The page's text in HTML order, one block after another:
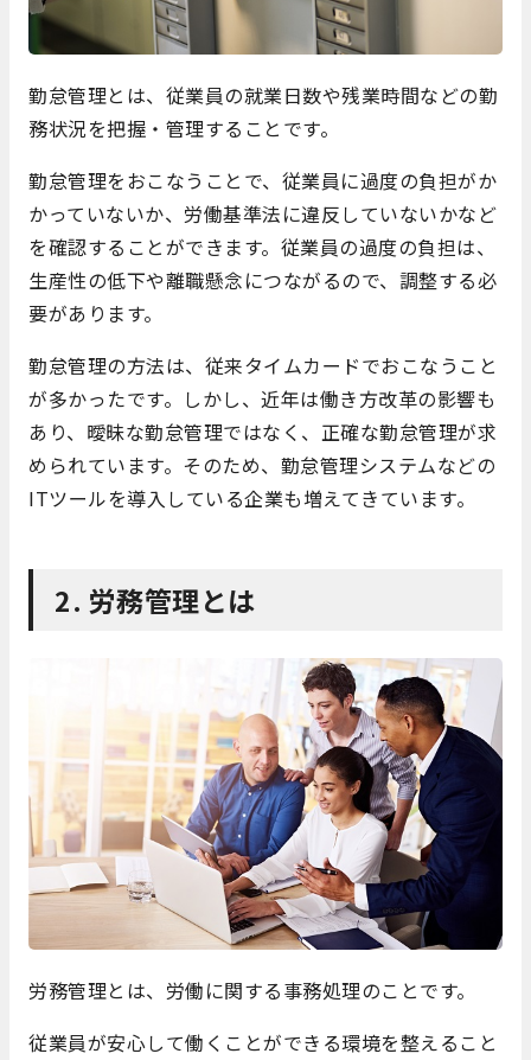
勤怠管理とは、従業員の就業日数や残業時間などの勤
務状況を把握・管理することです。
勤怠管理をおこなうことで、従業員に過度の負担がか
かっていないか、労働基準法に違反していないかなど
を確認することができます。従業員の過度の負担は、
生産性の低下や離職懸念につながるので、調整する必
要があります。
勤怠管理の方法は、従来タイムカードでおこなうこと
が多かったです。しかし、近年は働き方改革の影響も
あり、曖昧な勤怠管理ではなく、正確な勤怠管理が求
められています。そのため、勤怠管理システムなどの
ITツールを導入している企業も増えてきています。
2. 労務管理とは
労務管理とは、労働に関する事務処理のことです。
従業員が安心して働くことができる環境を整えること